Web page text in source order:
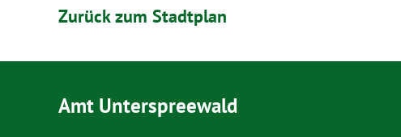
Zurück zum Stadtplan
Amt Unterspreewald